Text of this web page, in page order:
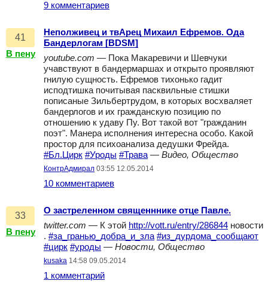
9 комментариев
41
В пену
Неполживец и твАрец Михаил Ефремов. Ода
Бандерлогам [BDSM]
youtube.com — Пока Макаревичи и Шевчуки
учавствуют в бандермаршах и открыто проявляют
гнилую сущность. Ефремов тихонько гадит
исподтишка почитывая пасквильные стишки
пописаные Зильбертрудом, в которых восхваляет
бандерлогов и их гражданскую позицию по
отношению к удаву Пу. Вот такой вот "гражданин
поэт". Манера исполнения интересна особо. Какой
простор для психоанализа дедушки Фрейда.
#Бл.Цирк #Уроды #Трава — Видео, Общество
КонтрАдмирал 03:55 12.05.2014
10 комментариев
33
В пену
О застреленном священннике отце Павле.
twitter.com — К этой http://vott.ru/entry/286844 новости
. #за_гранью_добра_и_зла #из_дурдома_сообщают
#цирк #уроды — Новости, Общество
kusaka 14:58 09.05.2014
1 комментарий